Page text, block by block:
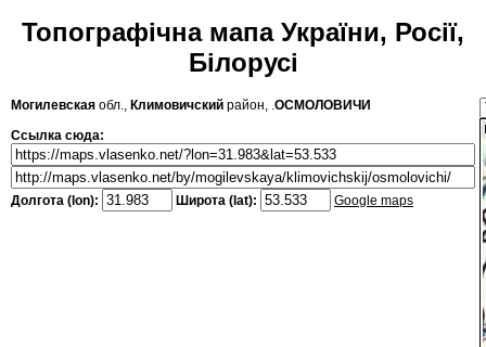
Топографічна мапа України, Росії,
Білорусі
Могилевская обл., Климовичский район, .ОСМОЛОВИЧИ
Ссылка сюда:
Долгота (lon): Широта (lat): Google maps